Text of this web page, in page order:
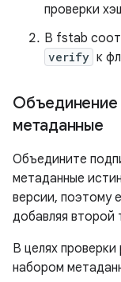
проверки
В fstab
verify к
Объединение
метаданные
Объедините
метаданные
версии, поэтому
добавляя второй
В целях
набором